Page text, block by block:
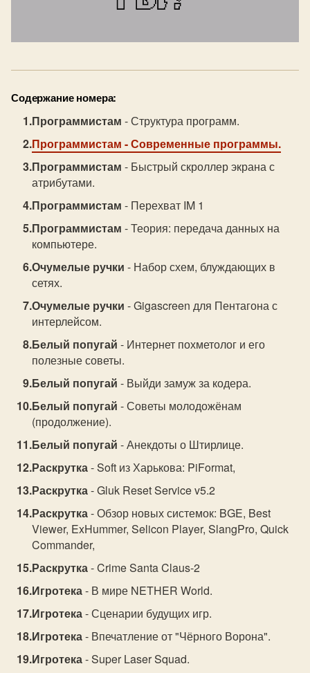
Содержание номера:
Программистам - Структура программ.
Программистам - Современные программы.
Программистам - Быстрый скроллер экрана с
атрибутами.
Программистам - Перехват IM 1
Программистам - Теория: передача данных на
компьютере.
Очумелые ручки - Набор схем, блуждающих в
сетях.
Очумелые ручки - Gigascreen для Пентагона с
интерлейсом.
Белый попугай - Интернет похметолог и его
полезные советы.
Белый попугай - Выйди замуж за кодера.
Белый попугай - Советы молодожёнам
(продолжение).
Белый попугай - Анекдоты о Штирлице.
Раскрутка- Soft из Харькова: PiFormat,
Раскрутка- Gluk Reset Service v5.2
Раскрутка- Обзор новых системок: BGE, Best
Viewer, ExHummer, Selicon Player, SlangPro, Quick
Commander,
Раскрутка- Crime Santa Claus-2
Игротека- В мире NETHER World.
Игротека- Сценарии будущих игр.
Игротека- Впечатление от "Чёрного Ворона".
Игротека- Super Laser Squad.